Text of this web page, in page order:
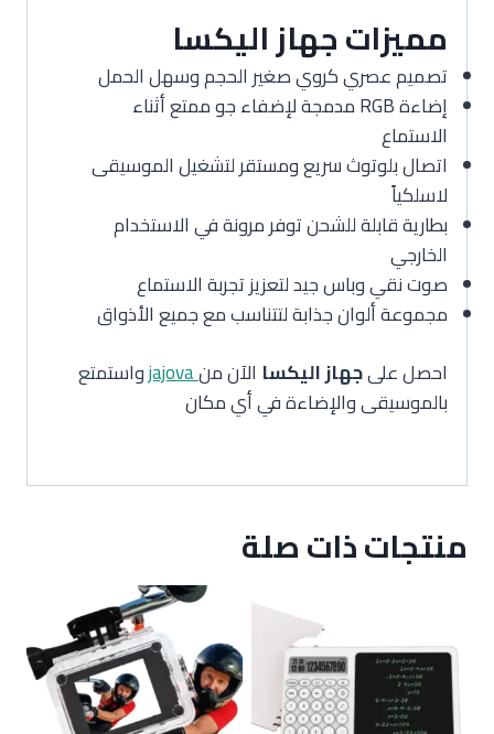
مميزات جهاز اليكسا
تصميم عصري كروي صغير الحجم وسهل الحمل
إضاءة RGB مدمجة لإضفاء جو ممتع أثناء
الاستماع
اتصال بلوتوث سريع ومستقر لتشغيل الموسيقى
لاسلكياً
بطارية قابلة للشحن توفر مرونة في الاستخدام
الخارجي
صوت نقي وباس جيد لتعزيز تجربة الاستماع
مجموعة ألوان جذابة لتتناسب مع جميع الأذواق
احصل علىجهاز اليكسا الآن منjajovaواستمتع
بالموسيقى والإضاءة في أي مكان
منتجات ذات صلة